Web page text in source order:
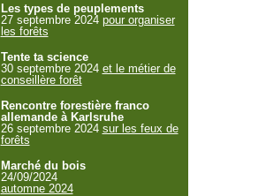
Les types de peuplements
27 septembre 2024 pour organiser
les forêts
Tente ta science
30 septembre 2024 et le métier de
conseillère forêt
Rencontre forestière franco
allemande à Karlsruhe
26 septembre 2024 sur les feux de
forêts
Marché du bois
24/09/2024
automne 2024